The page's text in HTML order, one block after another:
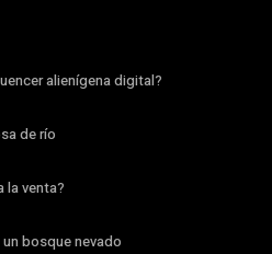
alienígena digital?
de río
la venta?
bosque nevado